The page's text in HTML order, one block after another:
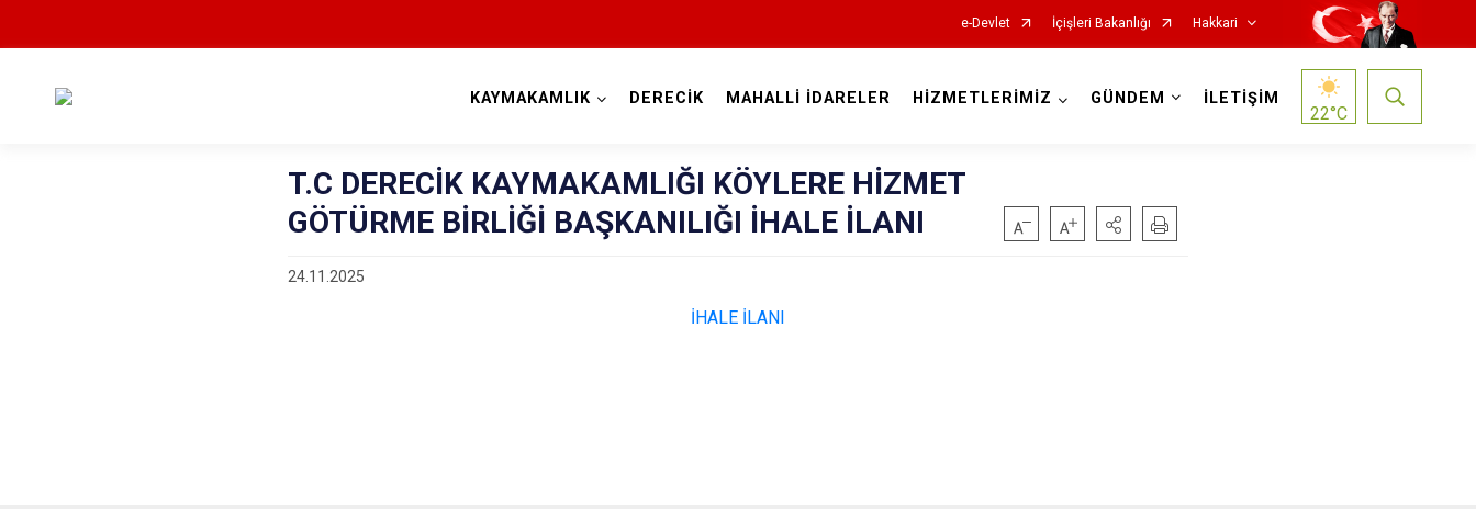
e-Devlet İçişleri Bakanlığı Hakkari
KAYMAKAMLIK DERECİK MAHALLİ İDARELER HİZMETLERİMİZ GÜNDEM İLETİŞİM
22°C
T.C DERECİK KAYMAKAMLIĞI KÖYLERE HİZMET
GÖTÜRME BİRLİĞİ BAŞKANILIĞI İHALE İLANI
24.11.2025
İHALE İLANI